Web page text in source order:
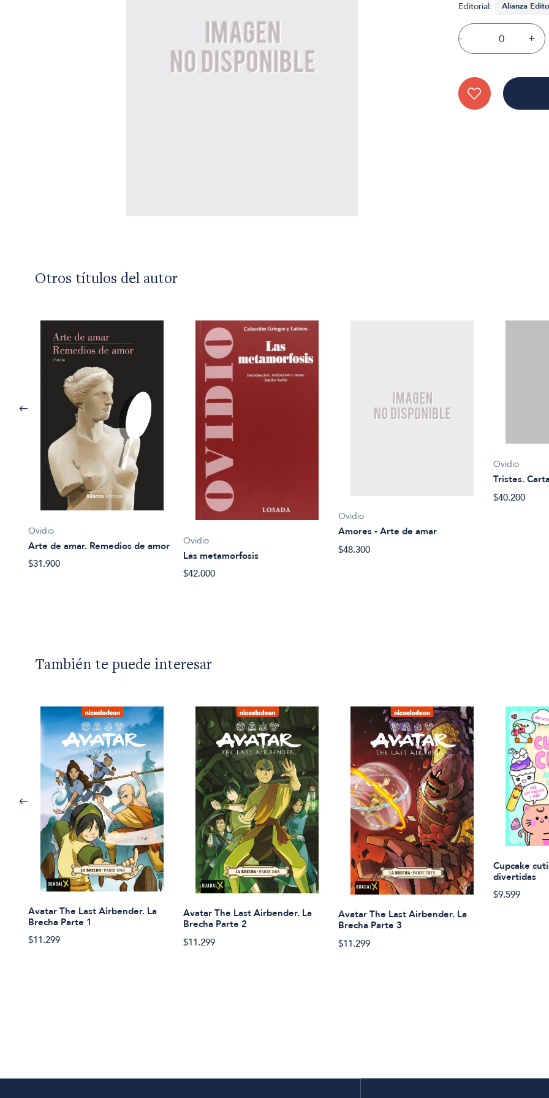
Editorial:
- +
Otros títulos del autor
Ovidio
Arte de amar. Remedios de amor
$31.900
Ovidio
Las metamorfosis
$42.000
Ovidio
Amores - Arte de amar
$48.300
Ovidio
Tristes.
$40.200
También te puede interesar
Avatar The Last Airbender. La
Brecha Parte 1
$11.299
Avatar The Last Airbender. La
Brecha Parte 2
$11.299
Avatar The Last Airbender. La
Brecha Parte 3
$11.299
Cupcake
divertidas
$9.599